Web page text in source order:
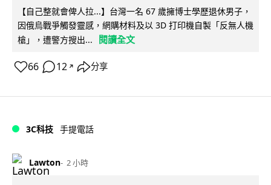
【自己整就會俾人拉...】台灣一名 67 歲擁博士學歷退休男子，
因俄烏戰爭觸發靈感，網購材料及以 3D 打印機自製「反無人機
槍」，遭警方搜出...
閱讀全文
66 12 ↗ 分享
3C科技 手提電話
Lawton 2 小時